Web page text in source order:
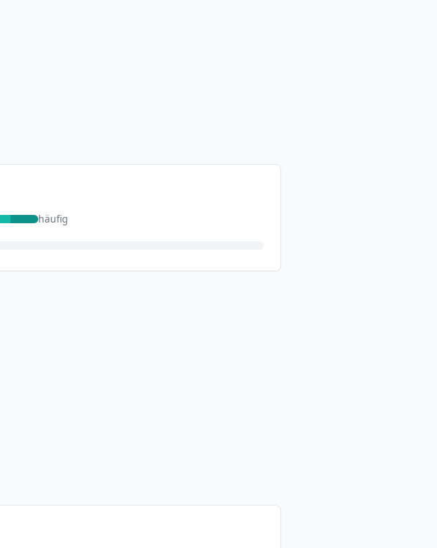
häufig